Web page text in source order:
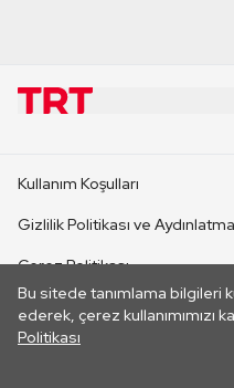
Bu sitede tanımlama bilgileri
ederek, çerez kullanımımızı
Politikası
CANLI YAYINLAR
Kullanım Koşulları
Gizlilik Politikası ve
Çerez Politikası
İletişim
Her hakkı saklıdır. ©2026